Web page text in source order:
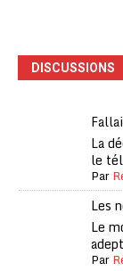
DISCUSSIONS
La
le
Par
Les
Le
Par